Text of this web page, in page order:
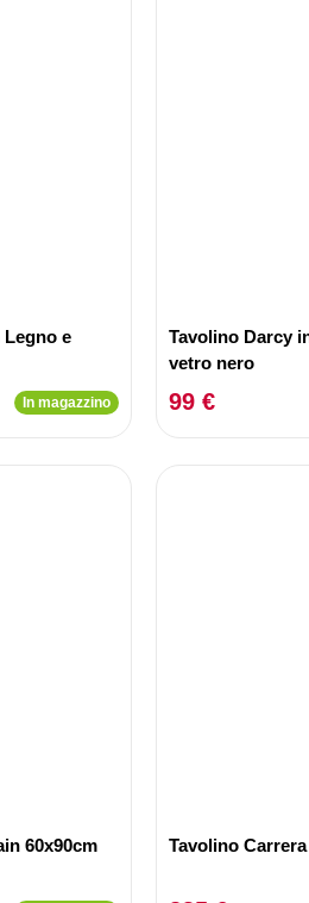
e
In magazzino
Tavolino Darcy
vetro nero
99 €
60x90cm
Tavolino